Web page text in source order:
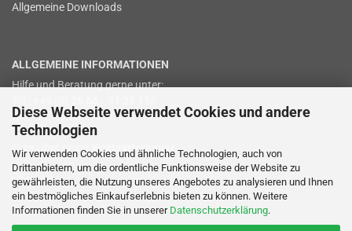
Diese Webseite verwendet Cookies und andere
Technologien
Wir verwenden Cookies und ähnliche Technologien, auch von
Drittanbietern, um die ordentliche Funktionsweise der Website zu
gewährleisten, die Nutzung unseres Angebotes zu analysieren und Ihnen
ein bestmögliches Einkaufserlebnis bieten zu können. Weitere
Informationen finden Sie in unserer Datenschutzerklärung.
Allgemeine Downloads
ALLGEMEINE INFORMATIONEN
Hilfe und Beratung gerne unter:
Mo. - Fr. 08:00 - 16:00 Uhr
Oder über unser Kontaktformular
Über uns
Service